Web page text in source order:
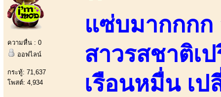
ความหื่น : 0
ออฟไลน์
กระทู้: 71,637
โพสต์: 4,934
แซ่บมากกกก
สาวรสชาติเ
เรือนหมื่น เป